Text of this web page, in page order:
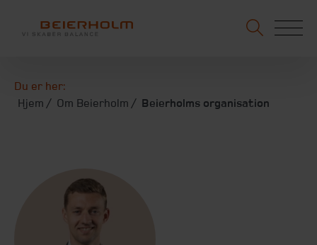
Du er her:
Hjem
Om Beierholm Beierholms organisation